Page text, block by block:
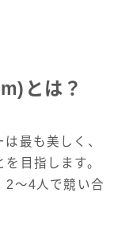
とは？
最も美しく、
目指します。
2〜4人で競い合